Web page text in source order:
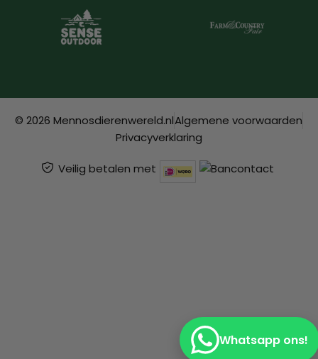
© 2026 Mennosdierenwereld.nlAlgemene voorwaarden
Privacyverklaring
Veilig betalen met
Whatsapp ons!